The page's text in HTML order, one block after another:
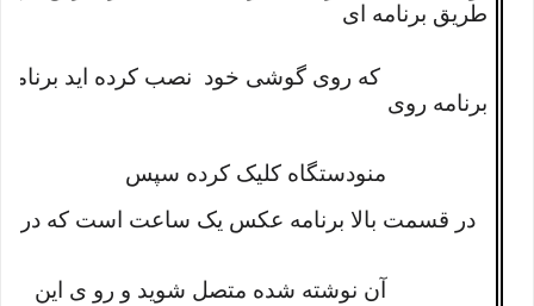
طریق برنامه ای
که روی گوشی خود نصب کرده اید برنامه را
برنامه روی
منودستگاه کلیک کرده سپس
در قسمت بالا برنامه عکس یک ساعت است که در
آن نوشته شده متصل شوید و رو ی این